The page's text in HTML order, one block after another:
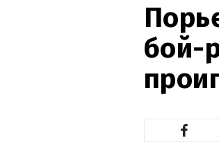
бой-